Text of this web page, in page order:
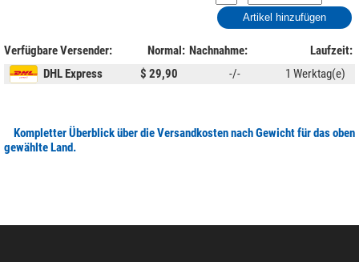
Verfügbare Versender: Normal: Nachnahme:
Laufzeit:
DHL Express
$ 29,90 -/- 1 Werktag(e)
Kompletter Überblick über die Versandkosten nach Gewicht für das oben
gewählte Land.